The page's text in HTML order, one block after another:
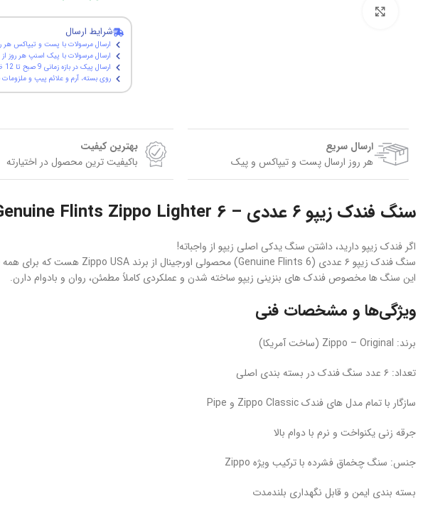
شرایط ارسال
ارسال مرسولات با پست و تیپاکس هر
ارسال مرسولات با پیک اسنپ هر روز از 9 صبح تا 8 شب
ارسال پیک در بازه زمانی 9 صبح تا 12 ظهر فقط با هماهنگی از روز قبل
روی بسته، آرم و علائم پیپ و ملزومات
ارسال سریع
هر روز ارسال پست و تیپاکس و پیک
بهترین کیفیت
باکیفیت ترین محصول در اختیارته
سنگ فندک زیپو ۶ عددی – 6 Genuine Flints Zippo Lighter
اگر فندک زیپو دارید، داشتن سنگ یدکی اصلی زیپو از واجباته!
سنگ فندک زیپو ۶ عددی (6 Genuine Flints) محصولی اورجینال از برند Zippo USA هست که برای همه‌ ی مدل‌ های فندک زیپو طراحی شده.
این سنگ‌ ها مخصوص فندک‌ های بنزینی زیپو ساخته شدن و عملکردی کاملاً مطمئن، روان و بادوام دارن.
ویژگی‌ها و مشخصات فنی
برند: Zippo – Original (ساخت آمریکا)
تعداد: ۶ عدد سنگ فندک در بسته‌ بندی اصلی
سازگار با تمام مدل‌ های فندک Zippo Classic و Pipe
جرقه‌ زنی یکنواخت و نرم با دوام بالا
جنس: سنگ چخماق فشرده با ترکیب ویژه Zippo
بسته‌ بندی ایمن و قابل نگهداری بلندمدت